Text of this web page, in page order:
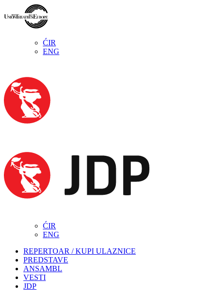
ĆIR
ENG
ĆIR
ENG
REPERTOAR / KUPI ULAZNICE
PREDSTAVE
ANSAMBL
VESTI
JDP